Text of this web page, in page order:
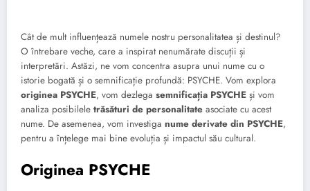
Cât de mult influențează numele nostru personalitatea și destinul?
O întrebare veche, care a inspirat nenumărate discuții și
interpretări. Astăzi, ne vom concentra asupra unui nume cu o
istorie bogată și o semnificație profundă: PSYCHE. Vom explora
originea PSYCHE, vom dezlega semnificația PSYCHE și vom
analiza posibilele trăsături de personalitate asociate cu acest
nume. De asemenea, vom investiga nume derivate din PSYCHE,
pentru a înțelege mai bine evoluția și impactul său cultural.
Originea PSYCHE